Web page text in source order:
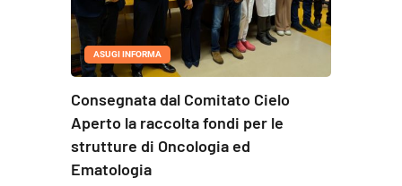
ASUGI INFORMA
Consegnata dal Comitato Cielo
Aperto la raccolta fondi per le
strutture di Oncologia ed
Ematologia